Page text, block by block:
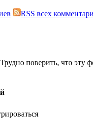
RSS всех
Трудно поверить, что эту